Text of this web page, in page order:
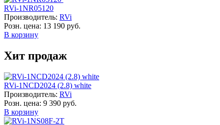
RVi-1NR05120
Производитель: RVi
Розн. цена: 13 190 руб.
В корзину
Хит продаж
RVi-1NCD2024 (2.8) white
Производитель: RVi
Розн. цена: 9 390 руб.
В корзину